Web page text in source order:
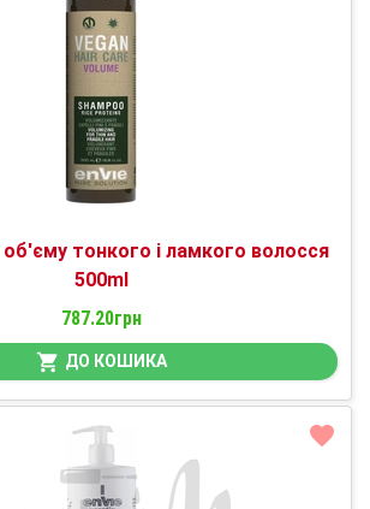
тонкого і ламкого волосся
500ml
787.20грн
ДО КОШИКА